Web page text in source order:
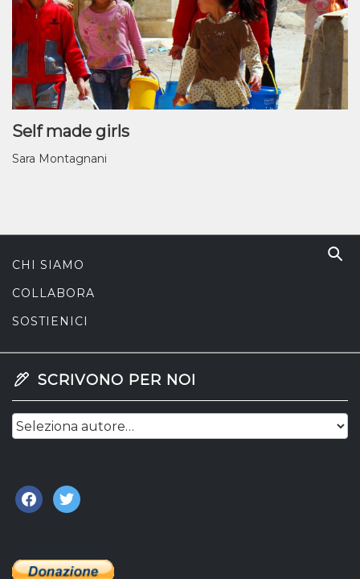
Self made girls
Sara Montagnani
CHI SIAMO
COLLABORA
SOSTIENICI
SCRIVONO PER NOI
facebook
twitter